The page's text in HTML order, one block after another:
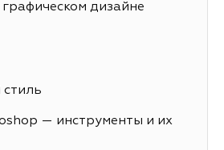
дизайне
— инструменты и их